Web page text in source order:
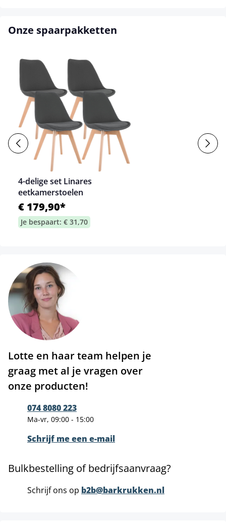
Onze spaarpakketten
4-delige set Linares
eetkamerstoelen
€ 179,90*
Je bespaart: € 31,70
Lotte en haar team helpen je
graag met al je vragen over
onze producten!
074 8080 223
Ma-vr, 09:00 - 15:00
Schrijf me een e-mail
Bulkbestelling of bedrijfsaanvraag?
Schrijf ons op b2b@barkrukken.nl